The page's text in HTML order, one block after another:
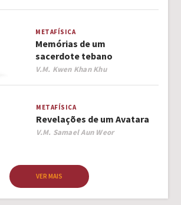
METAFÍSICA
Memórias de um
sacerdote tebano
Author
V.M. Kwen Khan Khu
METAFÍSICA
Revelações de um Avatara
Author
V.M. Samael Aun Weor
VER MAIS